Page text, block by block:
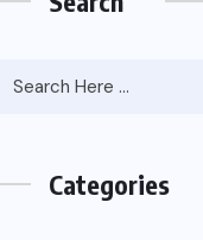
Categories